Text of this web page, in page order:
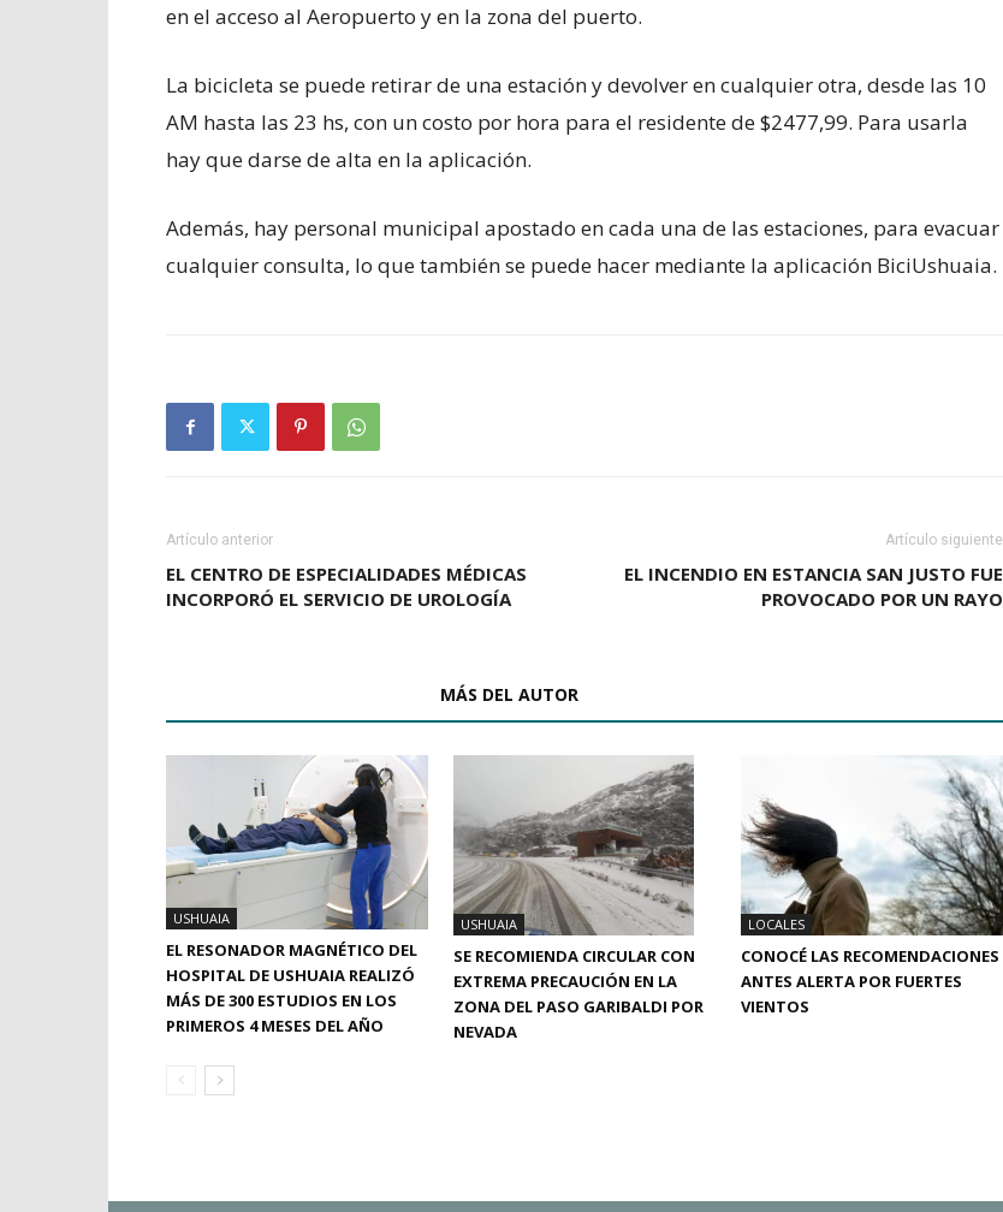
en el acceso al Aeropuerto y en la zona del puerto.
La bicicleta se puede retirar de una estación y devolver en cualquier otra, desde las 10
AM hasta las 23 hs, con un costo por hora para el residente de $2477,99. Para usarla
hay que darse de alta en la aplicación.
Además, hay personal municipal apostado en cada una de las estaciones, para evacuar
cualquier consulta, lo que también se puede hacer mediante la aplicación BiciUshuaia.
Artículo anterior
EL CENTRO DE ESPECIALIDADES MÉDICAS
INCORPORÓ EL SERVICIO DE UROLOGÍA
Artículo siguiente
EL INCENDIO EN ESTANCIA SAN JUSTO FUE
PROVOCADO POR UN RAYO
MÁS DEL AUTOR
USHUAIA
EL RESONADOR MAGNÉTICO DEL
HOSPITAL DE USHUAIA REALIZÓ
MÁS DE 300 ESTUDIOS EN LOS
PRIMEROS 4 MESES DEL AÑO
USHUAIA
SE RECOMIENDA CIRCULAR CON
EXTREMA PRECAUCIÓN EN LA
ZONA DEL PASO GARIBALDI POR
NEVADA
LOCALES
CONOCÉ LAS RECOMENDACIONES
ANTES ALERTA POR FUERTES
VIENTOS